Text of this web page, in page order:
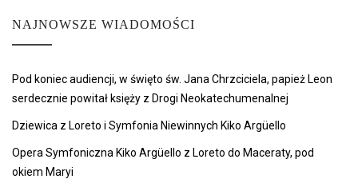
NAJNOWSZE WIADOMOŚCI
Pod koniec audiencji, w święto św. Jana Chrzciciela, papież Leon
serdecznie powitał księży z Drogi Neokatechumenalnej
Dziewica z Loreto i Symfonia Niewinnych Kiko Argüello
Opera Symfoniczna Kiko Argüello z Loreto do Maceraty, pod
okiem Maryi